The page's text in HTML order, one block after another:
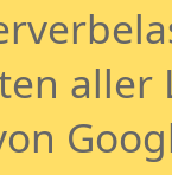
aller